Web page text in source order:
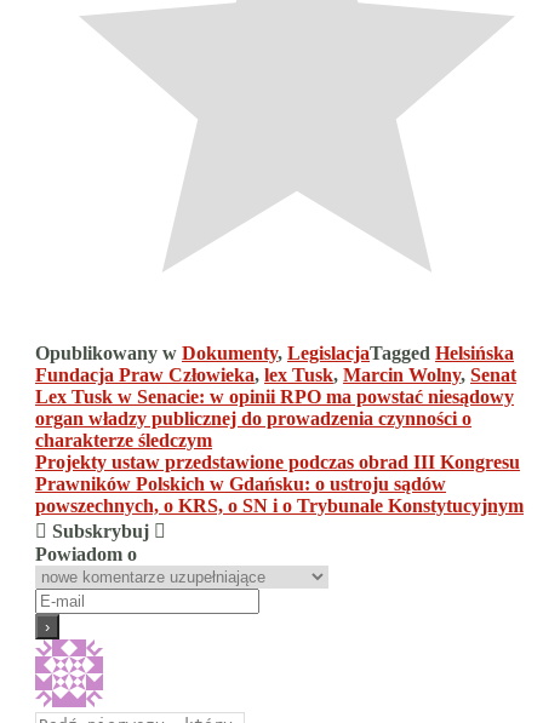
Opublikowany w Dokumenty, LegislacjaTagged Helsińska
Fundacja Praw Człowieka, lex Tusk, Marcin Wolny, Senat
Nawigacja
wpisu
Lex Tusk w Senacie: w opinii RPO ma powstać niesądowy
organ władzy publicznej do prowadzenia czynności o
charakterze śledczym
Projekty ustaw przedstawione podczas obrad III Kongresu
Prawników Polskich w Gdańsku: o ustroju sądów
powszechnych, o KRS, o SN i o Trybunale Konstytucyjnym
Subskrybuj
Powiadom o